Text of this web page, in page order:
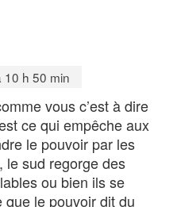
10 h 50 min
vous c’est à dire
ce qui empêche aux
le pouvoir par les
le sud regorge des
ou bien ils se
le pouvoir dit du